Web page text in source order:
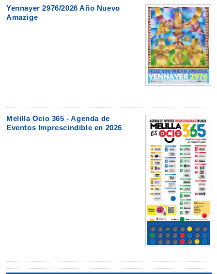
Yennayer 2976/2026 Año Nuevo
Amazige
Melilla Ocio 365 - Agenda de
Eventos Imprescindible en 2026